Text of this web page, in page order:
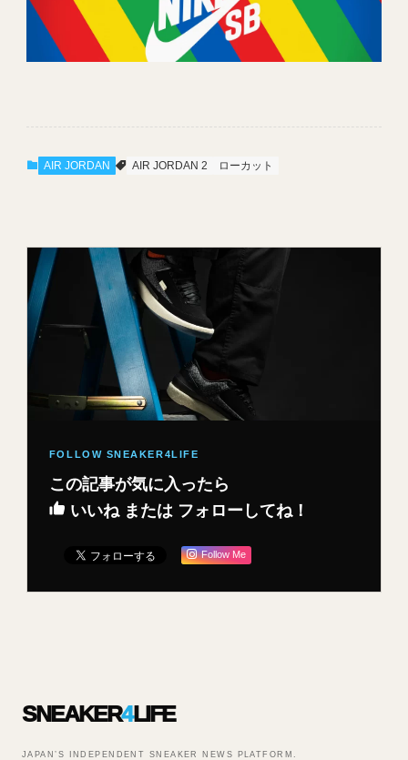
AIR JORDAN AIR JORDAN 2 ローカット
この記事が気に入ったら
いいね または フォローしてね！
Follow Me
SNEAKER4LIFE
JAPAN’S INDEPENDENT SNEAKER NEWS PLATFORM.